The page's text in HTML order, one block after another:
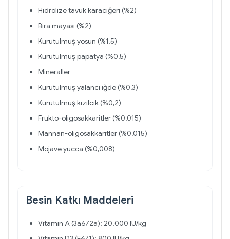
Hidrolize tavuk karaciğeri (%2)
Bira mayası (%2)
Kurutulmuş yosun (%1,5)
Kurutulmuş papatya (%0,5)
Mineraller
Kurutulmuş yalancı iğde (%0,3)
Kurutulmuş kızılcık (%0,2)
Frukto-oligosakkaritler (%0,015)
Mannan-oligosakkaritler (%0,015)
Mojave yucca (%0,008)
Besin Katkı Maddeleri
Vitamin A (3a672a): 20.000 IU/kg